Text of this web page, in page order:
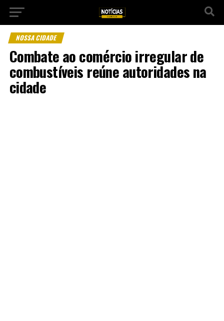
NOSSA CIDADE
Combate ao comércio irregular de
combustíveis reúne autoridades na
cidade